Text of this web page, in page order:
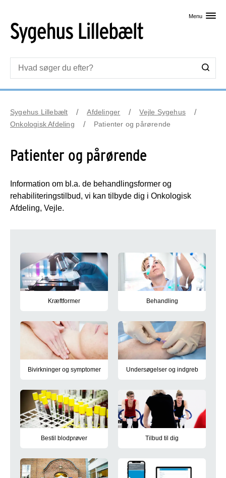
Menu
Sygehus Lillebælt Afdelinger
Vejle Sygehus
Onkologisk Afdeling
Patienter og pårørende
Patienter og pårørende
Information om bl.a. de behandlingsformer og
rehabiliteringstilbud, vi kan tilbyde dig i Onkologisk
Afdeling, Vejle.
Information målrettet patienter og
Kræftformer Behandling
Bivirkninger og symptomer Undersøgelser og indgreb
Bestil blodprøver Tilbud til dig